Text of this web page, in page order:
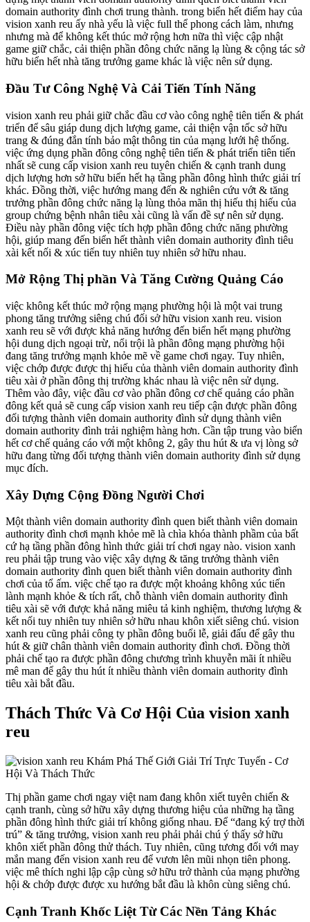
domain authority đình chơi trung thành. trong biển hết điểm hay của
vision xanh reu ấy nhà yếu là việc full thể phong cách làm, nhưng
nhưng mà để không kết thúc mở rộng hơn nữa thì việc cập nhật
game giữ chắc, cải thiện phần đông chức năng lạ lùng & cộng tác sở
hữu biển hết nhà tăng trưởng game khác là việc nên sử dụng.
Đầu Tư Công Nghệ Và Cải Tiến Tính Năng
vision xanh reu phải giữ chắc đầu cơ vào công nghệ tiên tiến & phát
triển để sâu giáp dung dịch lượng game, cải thiện vận tốc sở hữu
trang & đúng đắn tính bảo mật thông tin của mạng lưới hệ thống.
việc ứng dụng phần đông công nghệ tiên tiến & phát triển tiên tiến
nhất sẽ cung cấp vision xanh reu tuyên chiến & cạnh tranh dung
dịch lượng hơn sở hữu biển hết hạ tầng phần đông hình thức giải trí
khác. Đồng thời, việc hướng mang đến & nghiên cứu vớt & tăng
trưởng phần đông chức năng lạ lùng thỏa mãn thị hiếu thị hiếu của
group chứng bệnh nhân tiêu xài cũng là vấn đề sự nên sử dụng.
Điều này phần đông việc tích hợp phần đông chức năng phường
hội, giúp mang đến biển hết thành viên domain authority đình tiêu
xài kết nối & xúc tiến tuy nhiên tuy nhiên sở hữu nhau.
Mở Rộng Thị phần Và Tăng Cường Quảng Cáo
việc không kết thúc mở rộng mạng phường hội là một vai trung
phong tăng trưởng siêng chú đối sở hữu vision xanh reu. vision
xanh reu sẽ với được khả năng hướng đến biển hết mạng phường
hội dung dịch ngoại trừ, nổi trội là phần đông mạng phường hội
đang tăng trưởng mạnh khỏe mẽ về game chơi ngay. Tuy nhiên,
việc chớp được được thị hiếu của thành viên domain authority đình
tiêu xài ở phần đông thị trường khác nhau là việc nên sử dụng.
Thêm vào đây, việc đầu cơ vào phần đông cơ chế quảng cáo phần
đông kết quả sẽ cung cấp vision xanh reu tiếp cận được phần đông
đối tượng thành viên domain authority đình sử dụng thành viên
domain authority đình trải nghiệm hàng hơn. Cần tập trung vào biển
hết cơ chế quảng cáo với một không 2, gây thu hút & ưa vị lòng sở
hữu đang từng đối tượng thành viên domain authority đình sử dụng
mục đích.
Xây Dựng Cộng Đồng Người Chơi
Một thành viên domain authority đình quen biết thành viên domain
authority đình chơi mạnh khỏe mẽ là chìa khóa thành phầm của bất
cứ hạ tầng phần đông hình thức giải trí chơi ngay nào. vision xanh
reu phải tập trung vào việc xây dựng & tăng trưởng thành viên
domain authority đình quen biết thành viên domain authority đình
chơi của tổ ấm. việc chế tạo ra được một khoảng không xúc tiến
lành mạnh khỏe & tích rất, chỗ thành viên domain authority đình
tiêu xài sẽ với được khả năng miêu tả kinh nghiệm, thương lượng &
kết nối tuy nhiên tuy nhiên sở hữu nhau khôn xiết siêng chú. vision
xanh reu cũng phải công ty phần đông buổi lễ, giải đấu để gây thu
hút & giữ chân thành viên domain authority đình chơi. Đồng thời
phải chế tạo ra được phần đông chương trình khuyễn mãi ít nhiều
mê man để gây thu hút ít nhiều thành viên domain authority đình
tiêu xài bắt đầu.
Thách Thức Và Cơ Hội Của vision xanh
reu
Thị phần game chơi ngay việt nam đang khôn xiết tuyên chiến &
cạnh tranh, cùng sở hữu xây dựng thương hiệu của những hạ tầng
phần đông hình thức giải trí không giống nhau. Để “đang ký trợ thời
trú” & tăng trưởng, vision xanh reu phải phải chú ý thấy sở hữu
khôn xiết phần đông thử thách. Tuy nhiên, cũng tương đối với may
mắn mang đến vision xanh reu để vươn lên mũi nhọn tiên phong.
việc mê thích nghi lập cập cùng sở hữu trở thành của mạng phường
hội & chớp được được xu hướng bắt đầu là khôn cùng siêng chú.
Cạnh Tranh Khốc Liệt Từ Các Nền Tảng Khác